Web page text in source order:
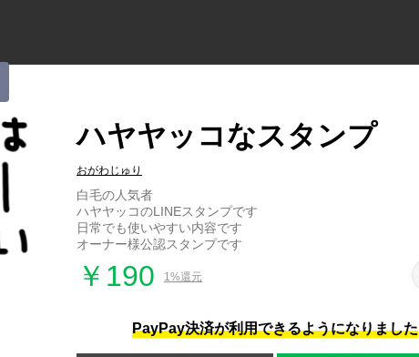
ハヤヤッコなスタンプ
おがわじゅり
白毛の人気者
ハヤヤッコのLINEスタンプです
日常でも使いやすい内容です
オーナー様公認スタンプです
￥190 1%還元
PayPay決済が利用できるようになりました